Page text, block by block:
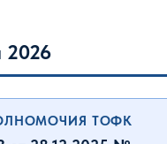
2026
ТОФК